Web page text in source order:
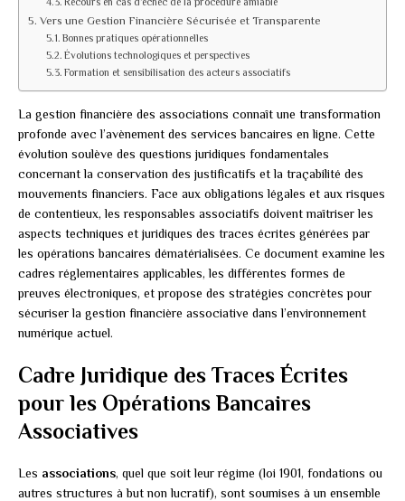
Vers une Gestion Financière Sécurisée et Transparente
Bonnes pratiques opérationnelles
Évolutions technologiques et perspectives
Formation et sensibilisation des acteurs associatifs
La gestion financière des associations connaît une transformation
profonde avec l’avènement des services bancaires en ligne. Cette
évolution soulève des questions juridiques fondamentales
concernant la conservation des justificatifs et la traçabilité des
mouvements financiers. Face aux obligations légales et aux risques
de contentieux, les responsables associatifs doivent maîtriser les
aspects techniques et juridiques des traces écrites générées par
les opérations bancaires dématérialisées. Ce document examine les
cadres réglementaires applicables, les différentes formes de
preuves électroniques, et propose des stratégies concrètes pour
sécuriser la gestion financière associative dans l’environnement
numérique actuel.
Cadre Juridique des Traces Écrites
pour les Opérations Bancaires
Associatives
Les associations, quel que soit leur régime (loi 1901, fondations ou
autres structures à but non lucratif), sont soumises à un ensemble